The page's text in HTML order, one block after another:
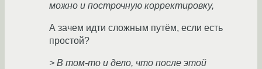
можно и построчную корректировку,
А зачем идти сложным путём, если есть
простой?
> В том-то и дело, что после этой